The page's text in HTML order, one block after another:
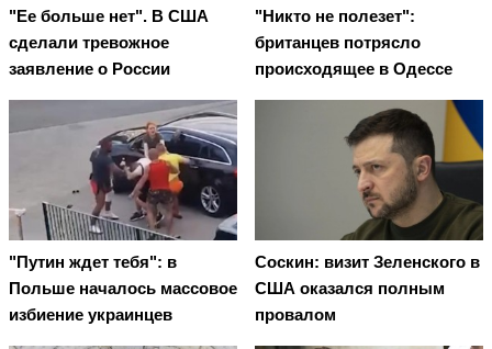
"Ее больше нет". В США
сделали тревожное
заявление о России
"Никто не полезет":
британцев потрясло
происходящее в Одессе
"Путин ждет тебя": в
Польше началось массовое
избиение украинцев
Соскин: визит Зеленского в
США оказался полным
провалом